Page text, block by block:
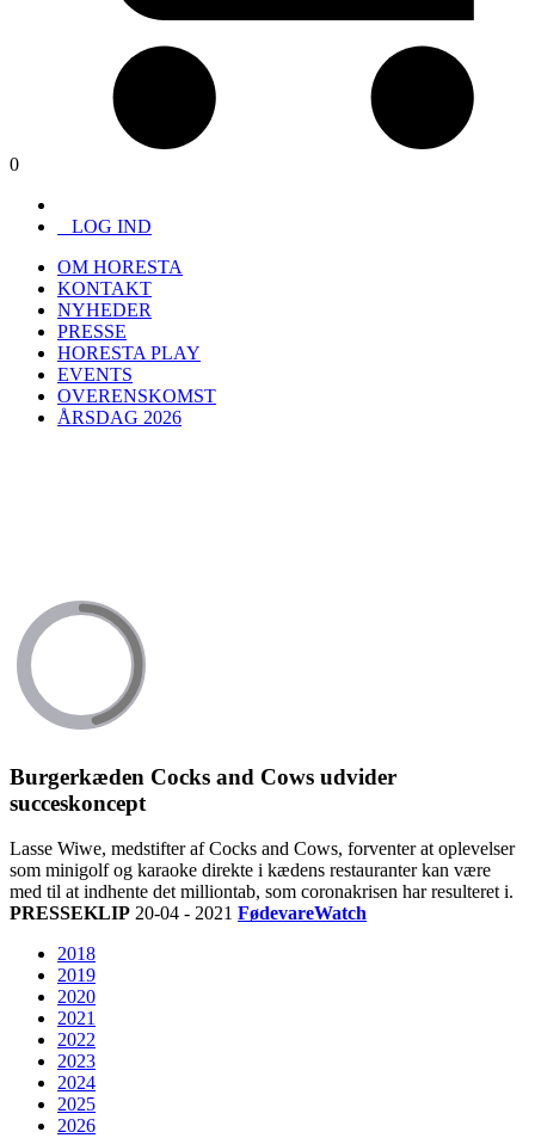
0
LOG IND
OM HORESTA
KONTAKT
NYHEDER
PRESSE
HORESTA PLAY
EVENTS
OVERENSKOMST
ÅRSDAG 2026
Burgerkæden Cocks and Cows udvider
succeskoncept
Lasse Wiwe, medstifter af Cocks and Cows, forventer at oplevelser
som minigolf og karaoke direkte i kædens restauranter kan være
med til at indhente det milliontab, som coronakrisen har resulteret i.
PRESSEKLIP 20-04 - 2021 FødevareWatch
2018
2019
2020
2021
2022
2023
2024
2025
2026